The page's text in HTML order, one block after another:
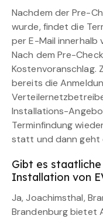
Nachdem der Pre-
wurde, findet die
per E-Mail
Nach dem Pre-
Kostenvoranschlag.
bereits die
Installations-
Terminfindung
statt und dann geht
Gibt es
Installation von
Ja, Joachimsthal,
Brandenburg bietet